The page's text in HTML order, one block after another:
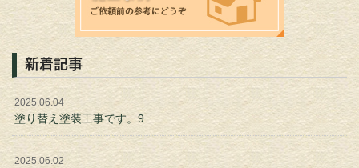
新着記事
2025.06.04
塗り替え塗装工事です。9
2025.06.02